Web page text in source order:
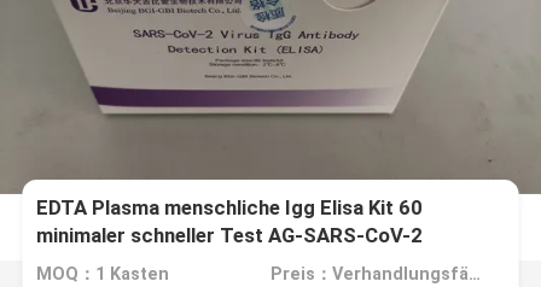
EDTA Plasma menschliche Igg Elisa Kit 60
minimaler schneller Test AG-SARS-CoV-2
MOQ：1 Kasten Preis：Verhandlungsfähig